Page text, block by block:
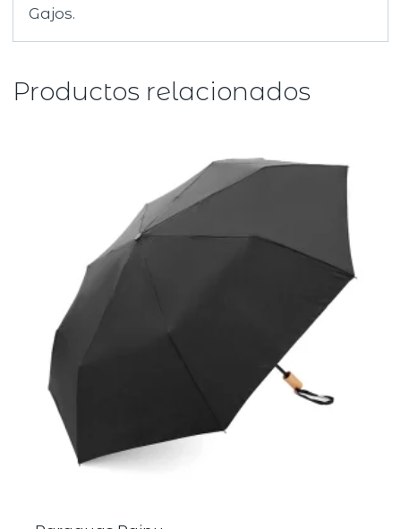
Gajos.
Productos relacionados